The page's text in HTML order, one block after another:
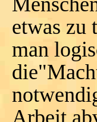
etwas zu
man
Arbeit